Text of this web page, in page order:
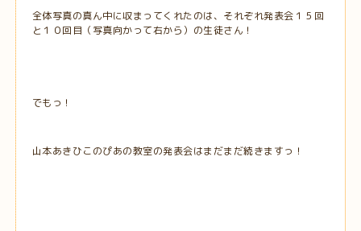
全体写真の真ん中に収まってくれたのは、それぞれ発表会１５回
と１０回目（写真向かって右から）の生徒さん！
でもっ！
山本あきひこのぴあの教室の発表会はまだまだ続きますっ！